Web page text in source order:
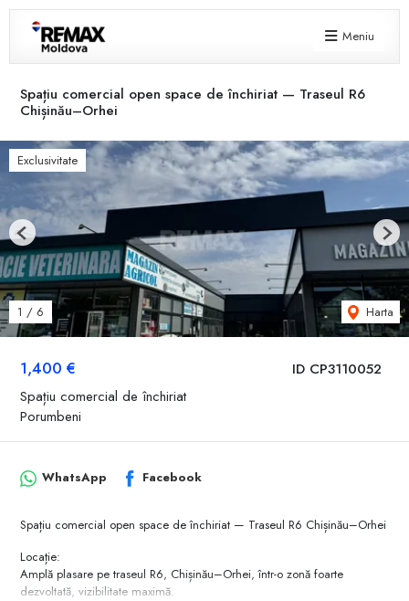
Meniu
Spațiu comercial open space de închiriat — Traseul R6
Chișinău–Orhei
ID CP3110052
1,400 €
Spațiu comercial de închiriat
Porumbeni
Exclusivitate
1 / 6 Harta
Previous Next
WhatsApp Facebook
Spațiu comercial open space de închiriat — Traseul R6 Chișinău–Orhei
Locație:
Amplă plasare pe traseul R6, Chișinău–Orhei, într-o zonă foarte
dezvoltată, vizibilitate maximă.